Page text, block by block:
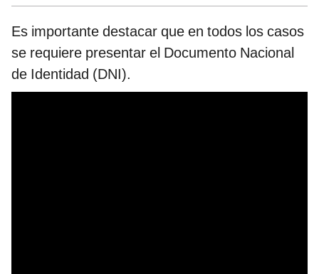
Es importante destacar que en todos los casos
se requiere presentar el Documento Nacional
de Identidad (DNI).